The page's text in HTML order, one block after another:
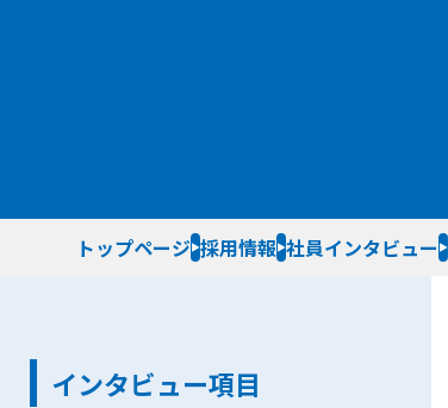
トップページ 採用情報 社員インタビュー
インタビュー項目